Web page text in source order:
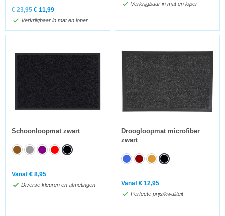
€23,95 € 11,99
Verkrijgbaar in mat en loper
Verkrijgbaar in mat en loper
Schoonloopmat zwart
Vanaf € 8,95
Diverse kleuren en afmetingen
Droogloopmat microfiber
zwart
Vanaf € 12,95
Perfecte prijs/kwaliteit